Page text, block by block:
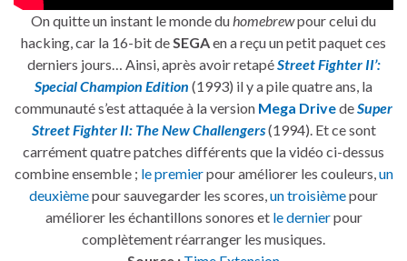
On quitte un instant le monde du homebrewpour celui du
hacking, car la 16-bit de SEGAen a reçu un petit paquet ces
derniers jours… Ainsi, après avoir retapéStreet Fighter II’:
Special Champion Edition (1993) il y a pile quatre ans, la
communauté s’est attaquée à la version Mega DrivedeSuper
Street Fighter II: The New Challengers(1994). Et ce sont
carrément quatre patches différents que la vidéo ci-dessus
combine ensemble ; le premierpour améliorer les couleurs, un
deuxièmepour sauvegarder les scores, un troisièmepour
améliorer les échantillons sonores et le dernierpour
complètement réarranger les musiques.